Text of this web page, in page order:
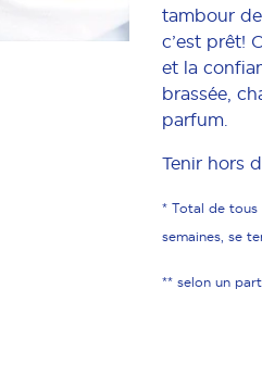
tambour
c’est prêt!
et la
brassée,
parfum.
Tenir hors
* Total de tous
semaines, se
** selon un